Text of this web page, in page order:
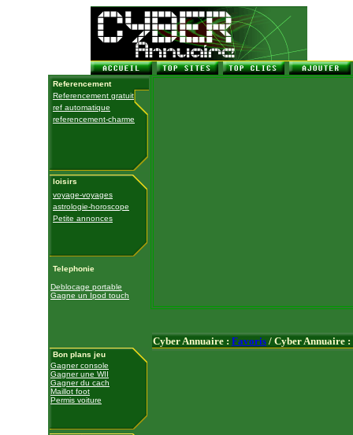
Referencement
Referencement gratuit
ref automatique
referencement-charme
loisirs
voyage-voyages
astrologie-horoscope
Petite annonces
Telephonie
Deblocage portable
Gagne un Ipod touch
Bon plans jeu
Gagner console
Gagner une WII
Gagner du cach
Maillot foot
Permis voiture
Cyber Annuaire : Favoris / Cyber Annuaire :